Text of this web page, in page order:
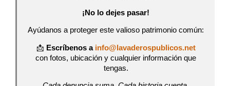
¡No lo dejes pasar!
Ayúdanos a proteger este valioso patrimonio común:
📩 Escríbenos a info@lavaderospublicos.net
con fotos, ubicación y cualquier información que
tengas.